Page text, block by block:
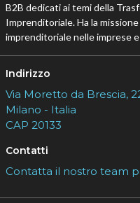
B2B dedicati ai temi della
Imprenditoriale. Ha la
imprenditoriale nelle imprese
Indirizzo
Via Moretto da Brescia,
Milano - Italia
CAP 20133
Contatti
Contatta il nostro team